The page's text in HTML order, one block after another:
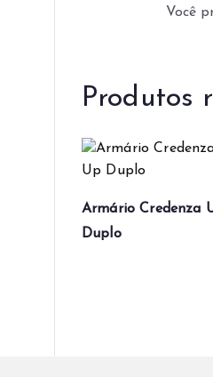
Você
Produtos
Armário Credenza
Duplo